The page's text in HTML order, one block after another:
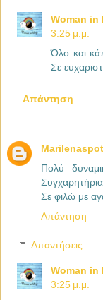
Woman in
3:25 μ.μ.
Όλο και
Σε
Απάντηση
Πολύ
Σε φιλώ με
Απάντηση
Απαντήσεις
Woman in
3:25 μ.μ.